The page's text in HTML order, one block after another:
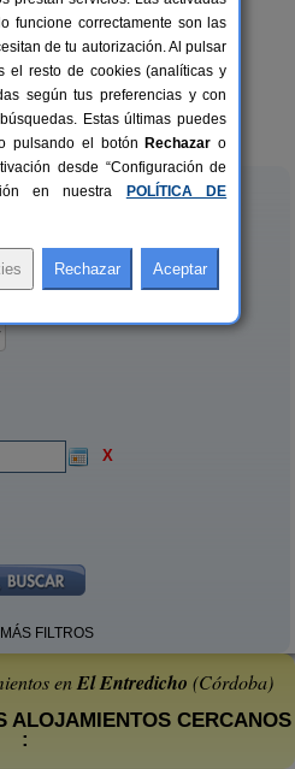
10-12 pers.
desde27 €
de San Pedro
X
MÁS FILTROS
enEl Entredicho (Córdoba)
ALOJAMIENTOS CERCANOS
:
funcione correctamente son las
de tu autorización. Al pulsar
el resto de cookies (analíticas y
según tus preferencias y con
Estas últimas puedes
pulsando el botón Rechazar o
desde “Configuración de
en nuestra
POLÍTICA DE